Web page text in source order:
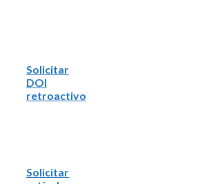
Solicitar
DOI
retroactivo
Solicitar